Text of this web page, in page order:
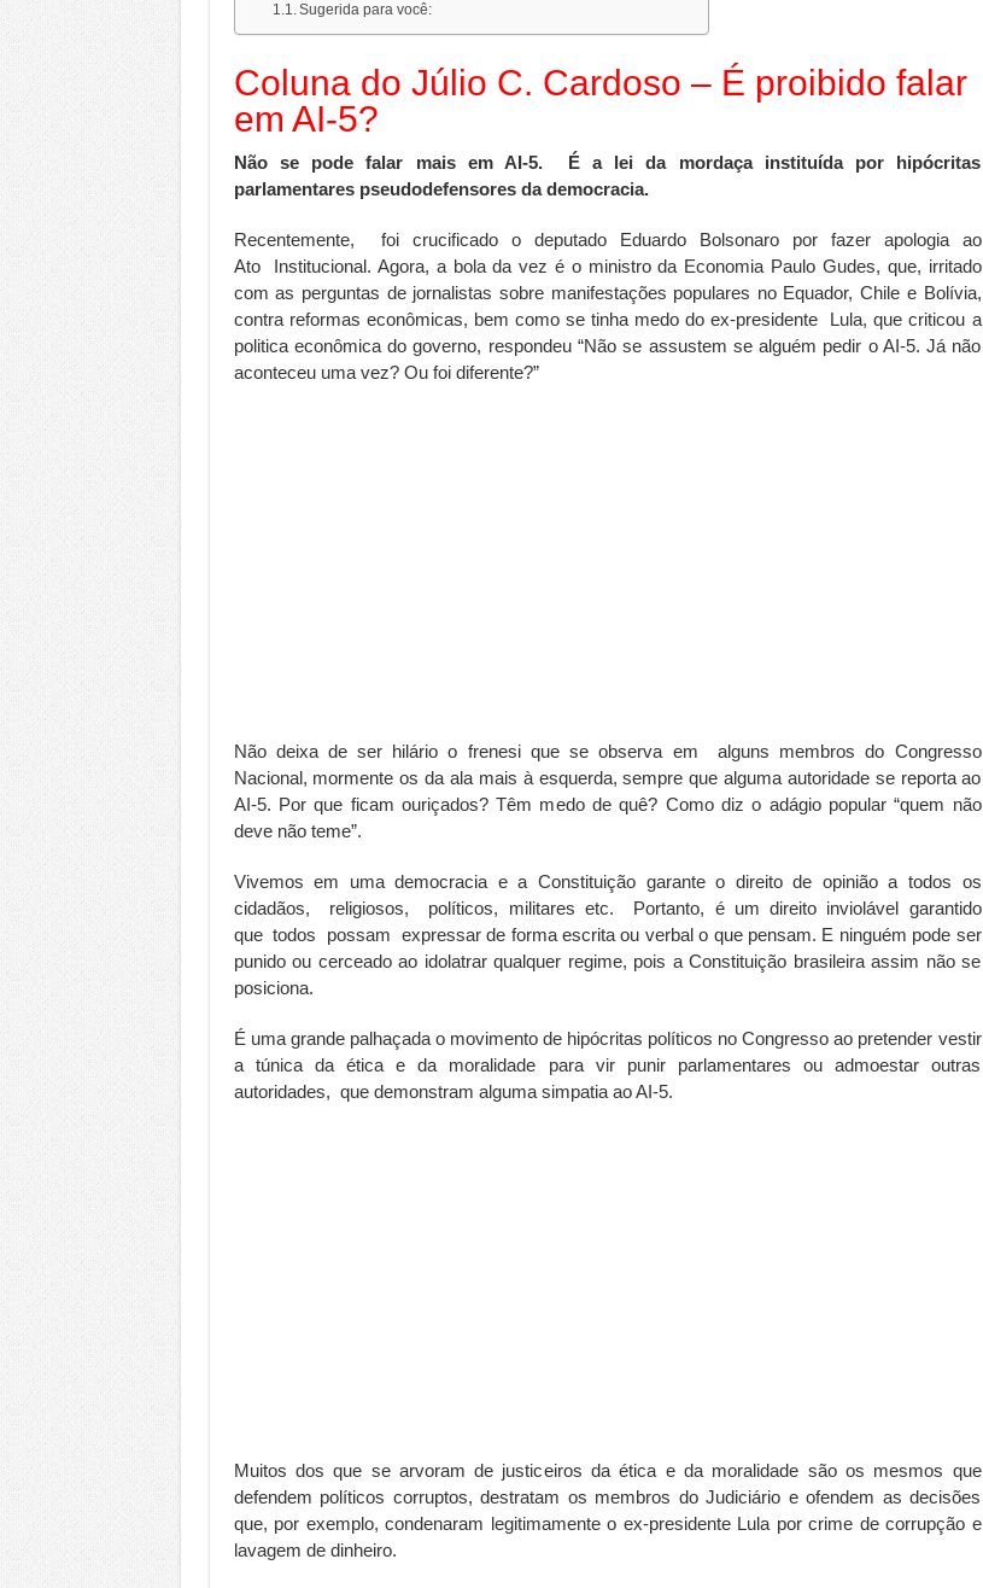
O Crescimento da Influência de Especialistas Independentes
Sugerida para você:
Coluna do Júlio C. Cardoso – É proibido falar
em AI-5?
Não se pode falar mais em AI-5. É a lei da mordaça instituída por hipócritas
parlamentares pseudodefensores da democracia.
Recentemente, foi crucificado o deputado Eduardo Bolsonaro por fazer apologia ao
Ato Institucional. Agora, a bola da vez é o ministro da Economia Paulo Gudes, que, irritado
com as perguntas de jornalistas sobre manifestações populares no Equador, Chile e Bolívia,
contra reformas econômicas, bem como se tinha medo do ex-presidente Lula, que criticou a
politica econômica do governo, respondeu “Não se assustem se alguém pedir o AI-5. Já não
aconteceu uma vez? Ou foi diferente?”
Não deixa de ser hilário o frenesi que se observa em alguns membros do Congresso
Nacional, mormente os da ala mais à esquerda, sempre que alguma autoridade se reporta ao
AI-5. Por que ficam ouriçados? Têm medo de quê? Como diz o adágio popular “quem não
deve não teme”.
Vivemos em uma democracia e a Constituição garante o direito de opinião a todos os
cidadãos, religiosos, políticos, militares etc. Portanto, é um direito inviolável garantido
que todos possam expressar de forma escrita ou verbal o que pensam. E ninguém pode ser
punido ou cerceado ao idolatrar qualquer regime, pois a Constituição brasileira assim não se
posiciona.
É uma grande palhaçada o movimento de hipócritas políticos no Congresso ao pretender vestir
a túnica da ética e da moralidade para vir punir parlamentares ou admoestar outras
autoridades, que demonstram alguma simpatia ao AI-5.
Muitos dos que se arvoram de justiceiros da ética e da moralidade são os mesmos que
defendem políticos corruptos, destratam os membros do Judiciário e ofendem as decisões
que, por exemplo, condenaram legitimamente o ex-presidente Lula por crime de corrupção e
lavagem de dinheiro.